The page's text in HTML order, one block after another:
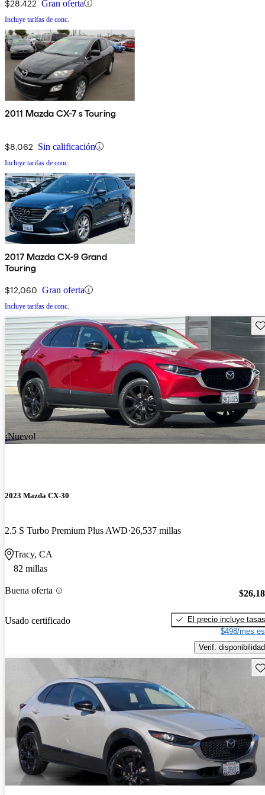
$28,422 Gran oferta
Incluye tarifas de conc.
2011 Mazda CX-7 s Touring
$8,062 Sin calificación
Incluye tarifas de conc.
2017 Mazda CX-9 Grand
Touring
$12,060 Gran oferta
Incluye tarifas de conc.
¡Nuevo!
2023 Mazda CX-30
2.5 S Turbo Premium Plus AWD 26,537 millas
Tracy, CA
82 millas
Buena oferta
Usado certificado
El precio incluye tasas
$498/mes
Verif. disponibilidad